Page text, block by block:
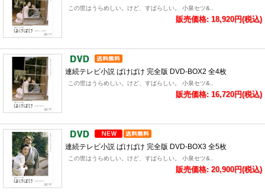
この世はうらめしい。けど、すばらしい。 小泉セツ&..
販売価格: 18,920円(税込)
連続テレビ小説 ばけばけ 完全版 DVD-BOX2 全4枚
この世はうらめしい。けど、すばらしい。 小泉セツ&..
販売価格: 16,720円(税込)
連続テレビ小説 ばけばけ 完全版 DVD-BOX3 全5枚
この世はうらめしい。けど、すばらしい。 小泉セツ&..
販売価格: 20,900円(税込)